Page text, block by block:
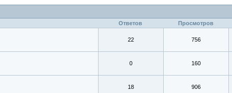
Ответов Просмотров
22 756
0 160
18 906